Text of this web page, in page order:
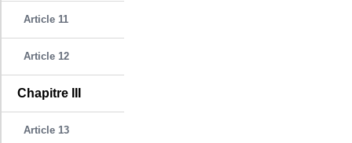
Article 11
Article 12
Chapitre III
Article 13